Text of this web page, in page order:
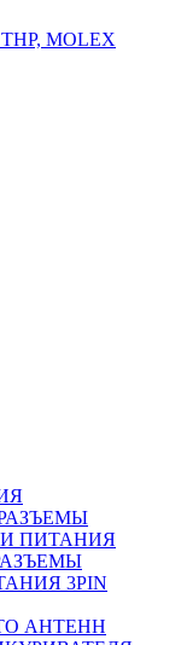
MOLEX
ПИТАНИЯ
3PIN
АНТЕНН